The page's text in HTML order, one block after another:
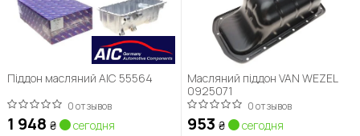
Піддон масляний AIC 55564
0 отзывов
1 948 ₴ сегодня
Масляний піддон VAN WEZEL
0925071
0 отзывов
953 ₴ сегодня